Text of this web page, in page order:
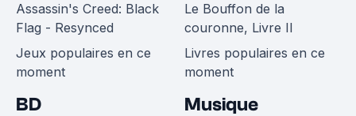
Assassin's Creed: Black
Flag - Resynced
Jeux populaires en ce
moment
Le Bouffon de la
couronne, Livre II
Livres populaires en ce
moment
BD Musique